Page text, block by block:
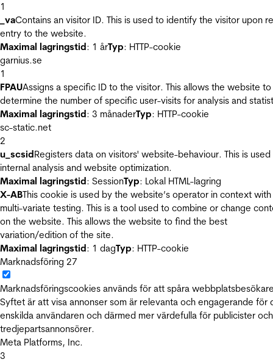
1
_vaContains an visitor ID. This is used to identify the visitor upon
entry to the website.
Maximal lagringstid: 1 årTyp: HTTP-cookie
garnius.se
1
FPAUAssigns a specific ID to the visitor. This allows the website to
determine the number of specific user-visits for analysis and
Maximal lagringstid: 3 månaderTyp: HTTP-cookie
sc-static.net
2
u_scsidRegisters data on visitors' website-behaviour. This is
internal analysis and website optimization.
Maximal lagringstid: SessionTyp: Lokal HTML-lagring
X-ABThis cookie is used by the website’s operator in context with
multi-variate testing. This is a tool used to combine or change
on the website. This allows the website to find the best
variation/edition of the site.
Maximal lagringstid: 1 dagTyp: HTTP-cookie
Marknadsföring 27
Marknadsföringscookies används för att spåra
Syftet är att visa annonser som är relevanta och engagerande för
enskilda användaren och därmed mer värdefulla för publicister och
tredjepartsannonsörer.
Meta Platforms, Inc.
3